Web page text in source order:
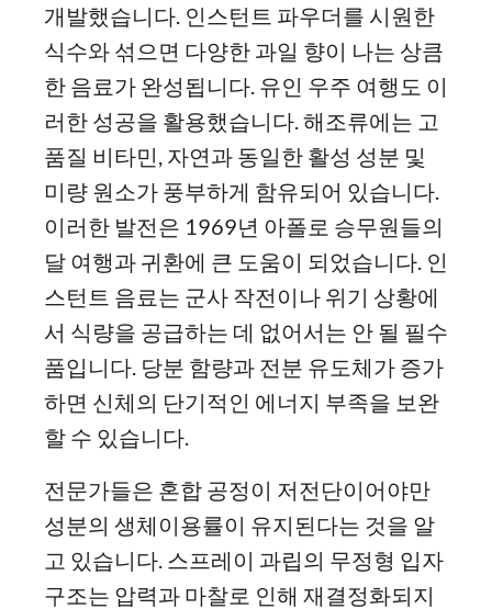
개발했습니다. 인스턴트 파우더를 시원한
식수와 섞으면 다양한 과일 향이 나는 상큼
한 음료가 완성됩니다. 유인 우주 여행도 이
러한 성공을 활용했습니다. 해조류에는 고
품질 비타민, 자연과 동일한 활성 성분 및
미량 원소가 풍부하게 함유되어 있습니다.
이러한 발전은 1969년 아폴로 승무원들의
달 여행과 귀환에 큰 도움이 되었습니다. 인
스턴트 음료는 군사 작전이나 위기 상황에
서 식량을 공급하는 데 없어서는 안 될 필수
품입니다. 당분 함량과 전분 유도체가 증가
하면 신체의 단기적인 에너지 부족을 보완
할 수 있습니다.
전문가들은 혼합 공정이 저전단이어야만
성분의 생체이용률이 유지된다는 것을 알
고 있습니다. 스프레이 과립의 무정형 입자
구조는 압력과 마찰로 인해 재결정화되지